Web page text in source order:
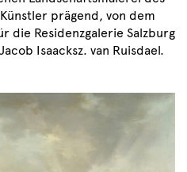
prägend, von dem
die Residenzgalerie Salzburg
Isaacksz. van Ruisdael.